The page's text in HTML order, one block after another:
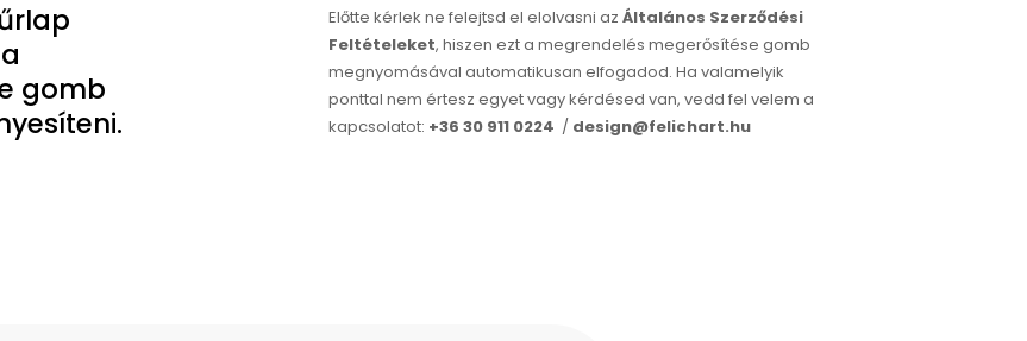
gomb
Előtte kérlek ne felejtsd el elolvasni az Általános Szerződési
Feltételeket, hiszen ezt a megrendelés megerősítése gomb
megnyomásával automatikusan elfogadod. Ha valamelyik
ponttal nem értesz egyet vagy kérdésed van, vedd fel velem a
kapcsolatot: +36 30 911 0224 / design@felichart.hu